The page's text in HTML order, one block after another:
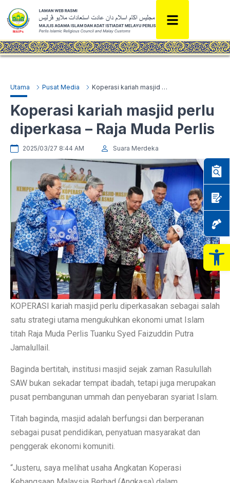
Utama Pusat Media Koperasi kariah masjid perlu diperkasa – Raja Muda Perlis
Koperasi kariah masjid perlu
diperkasa – Raja Muda Perlis
2025/03/27 8:44 AM Suara Merdeka
KOPERASI kariah masjid perlu diperkasakan sebagai salah
satu strategi utama mengukuhkan ekonomi umat Islam
titah Raja Muda Perlis Tuanku Syed Faizuddin Putra
Jamalullail.
Baginda bertitah, institusi masjid sejak zaman Rasulullah
SAW bukan sekadar tempat ibadah, tetapi juga merupakan
pusat pembangunan ummah dan penyebaran syariat Islam.
Titah baginda, masjid adalah berfungsi dan berperanan
sebagai pusat pendidikan, penyatuan masyarakat dan
penggerak ekonomi komuniti.
“Justeru, saya melihat usaha Angkatan Koperasi